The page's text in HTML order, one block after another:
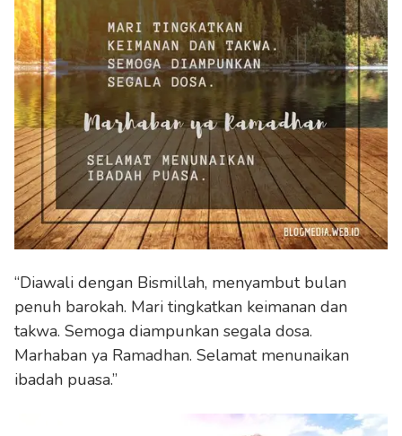
“Diawali dengan Bismillah, menyambut bulan
penuh barokah. Mari tingkatkan keimanan dan
takwa. Semoga diampunkan segala dosa.
Marhaban ya Ramadhan. Selamat menunaikan
ibadah puasa.”